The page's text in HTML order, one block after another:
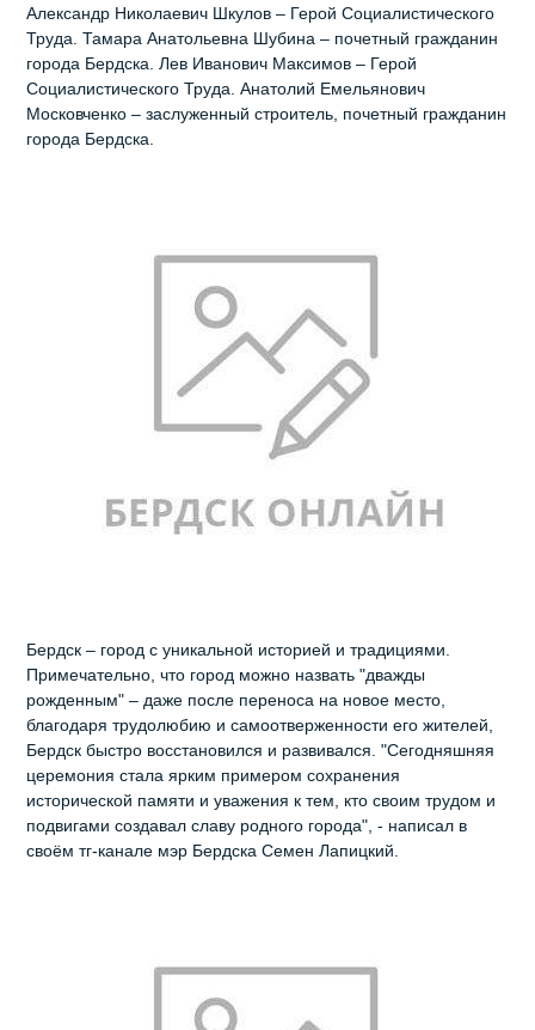
Александр Николаевич Шкулов – Герой Социалистического
Труда. Тамара Анатольевна Шубина – почетный гражданин
города Бердска. Лев Иванович Максимов – Герой
Социалистического Труда. Анатолий Емельянович
Московченко – заслуженный строитель, почетный гражданин
города Бердска.
Бердск – город с уникальной историей и традициями.
Примечательно, что город можно назвать "дважды
рожденным" – даже после переноса на новое место,
благодаря трудолюбию и самоотверженности его жителей,
Бердск быстро восстановился и развивался. "Сегодняшняя
церемония стала ярким примером сохранения
исторической памяти и уважения к тем, кто своим трудом и
подвигами создавал славу родного города", - написал в
своём тг-канале мэр Бердска Семен Лапицкий.